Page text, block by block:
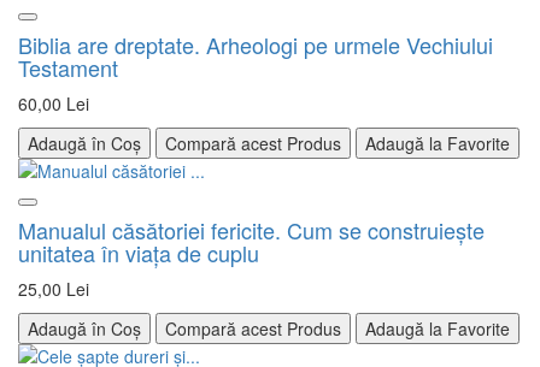
Biblia are dreptate. Arheologi pe urmele Vechiului
Testament
60,00 Lei
Adaugă în Coș
Compară acest Produs Adaugă la Favorite
Manualul căsătoriei fericite. Cum se construieşte
unitatea în viaţa de cuplu
25,00 Lei
Adaugă în Coș
Compară acest Produs Adaugă la Favorite